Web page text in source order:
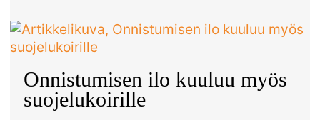
Onnistumisen ilo kuuluu myös
suojelukoirille